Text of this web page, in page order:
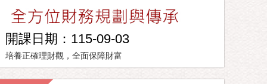
開課日期：115-09-03
培養正確理財觀，全面保障財富